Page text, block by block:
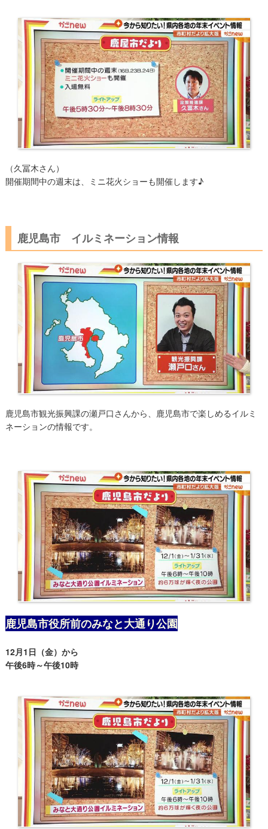
（久冨木さん）
開催期間中の週末は、ミニ花火ショーも開催します♪
鹿児島市 イルミネーション情報
鹿児島市観光振興課の瀬戸口さんから、鹿児島市で楽しめるイルミ
ネーションの情報です。
鹿児島市役所前のみなと大通り公園
12月1日（金）から
午後6時～午後10時